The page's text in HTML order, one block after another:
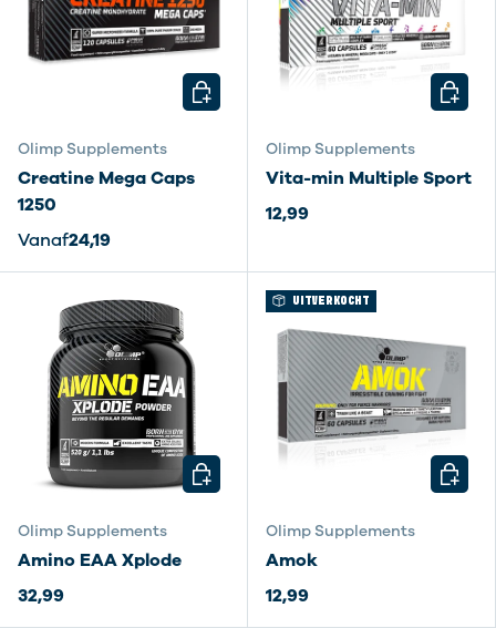
Olimp Supplements
Creatine Mega Caps
1250
Vanaf24,19
KIES MOGELIJKHEDEN
Olimp Supplements
Vita-min Multiple Sport
12,99
KIES
Olimp Supplements
Amino EAA Xplode
32,99
KIES MOGELIJKHEDEN
UITVERKOCHT
Olimp Supplements
Amok
12,99
KIES